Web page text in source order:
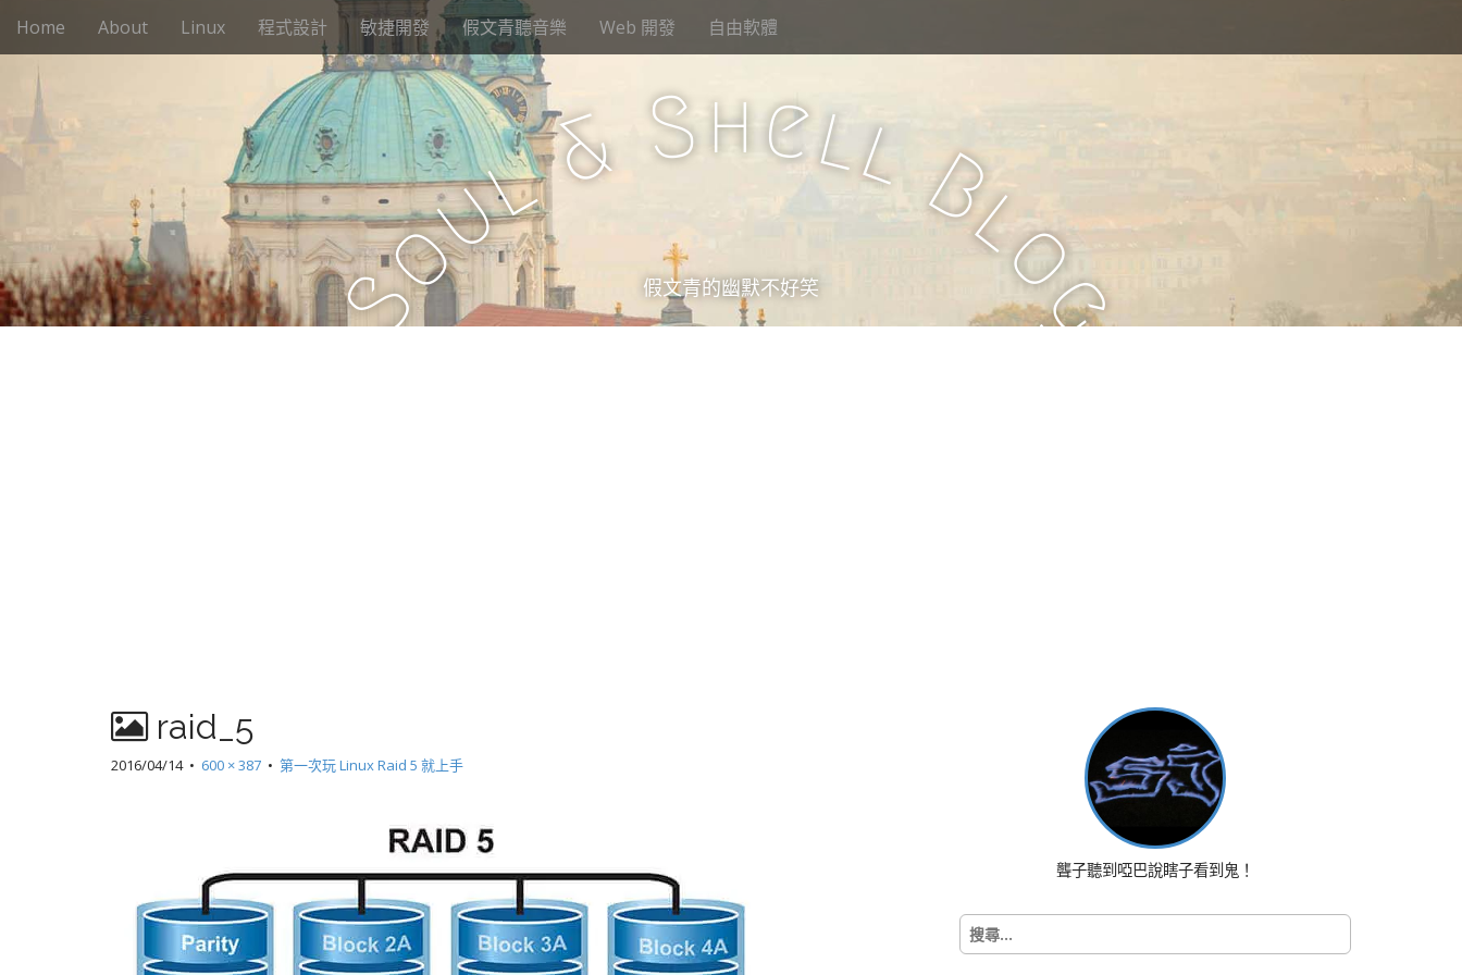
M
e
i
c
n
t
Home About Linux 程式設計 敏捷開發 假文青聽音樂 Web 開發 自由軟體
S
o
u
l& Shell B
l
o
g
假文青的幽默不好笑
raid_5
2016/04/14• 600 × 387 • 第一次玩 Linux Raid 5 就上手
聾子聽到啞巴說瞎子看到鬼！
搜
尋